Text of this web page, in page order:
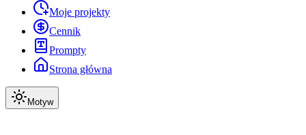
Moje projekty
Cennik
Prompty
Strona główna
Motyw